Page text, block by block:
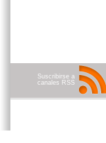
Suscribirse a
canales RSS